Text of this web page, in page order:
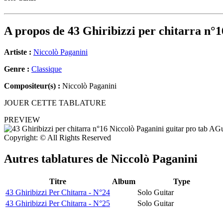
A propos de 43 Ghiribizzi per chitarra
Artiste : Niccolò Paganini
Genre : Classique
Compositeur(s) : Niccolò Paganini
JOUER CETTE TABLATURE
PREVIEW
Copyright: © All Rights Reserved
Autres tablatures de Niccolò Paganini
Titre Album
Type
43 Ghiribizzi Per Chitarra - N°24
Solo Guitar
43 Ghiribizzi Per Chitarra - N°25
Solo Guitar